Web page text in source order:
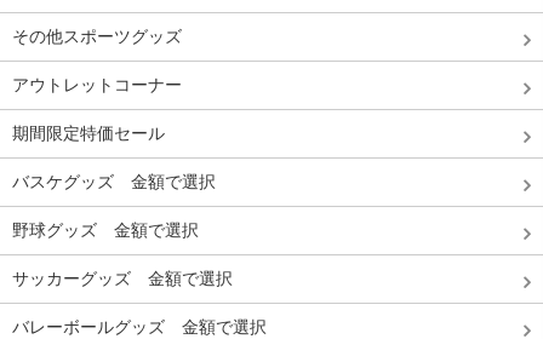
その他スポーツグッズ
アウトレットコーナー
期間限定特価セール
バスケグッズ 金額で選択
野球グッズ 金額で選択
サッカーグッズ 金額で選択
バレーボールグッズ 金額で選択